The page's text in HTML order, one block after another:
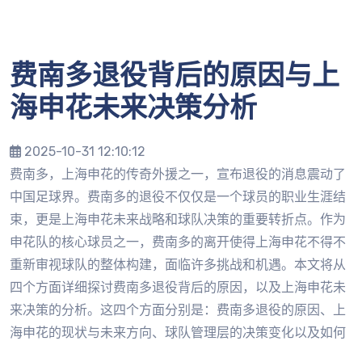
费南多退役背后的原因与上
海申花未来决策分析
2025-10-31 12:10:12
费南多，上海申花的传奇外援之一，宣布退役的消息震动了
中国足球界。费南多的退役不仅仅是一个球员的职业生涯结
束，更是上海申花未来战略和球队决策的重要转折点。作为
申花队的核心球员之一，费南多的离开使得上海申花不得不
重新审视球队的整体构建，面临许多挑战和机遇。本文将从
四个方面详细探讨费南多退役背后的原因，以及上海申花未
来决策的分析。这四个方面分别是：费南多退役的原因、上
海申花的现状与未来方向、球队管理层的决策变化以及如何